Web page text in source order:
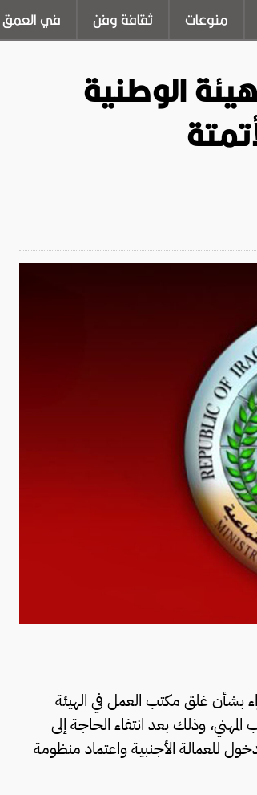
منوعات ثقافة وفن في العمق
الوطنية
بشأن غلق مكتب العمل في الهيئة
وذلك بعد انتفاء الحاجة إلى
للعمالة الأجنبية واعتماد منظومة